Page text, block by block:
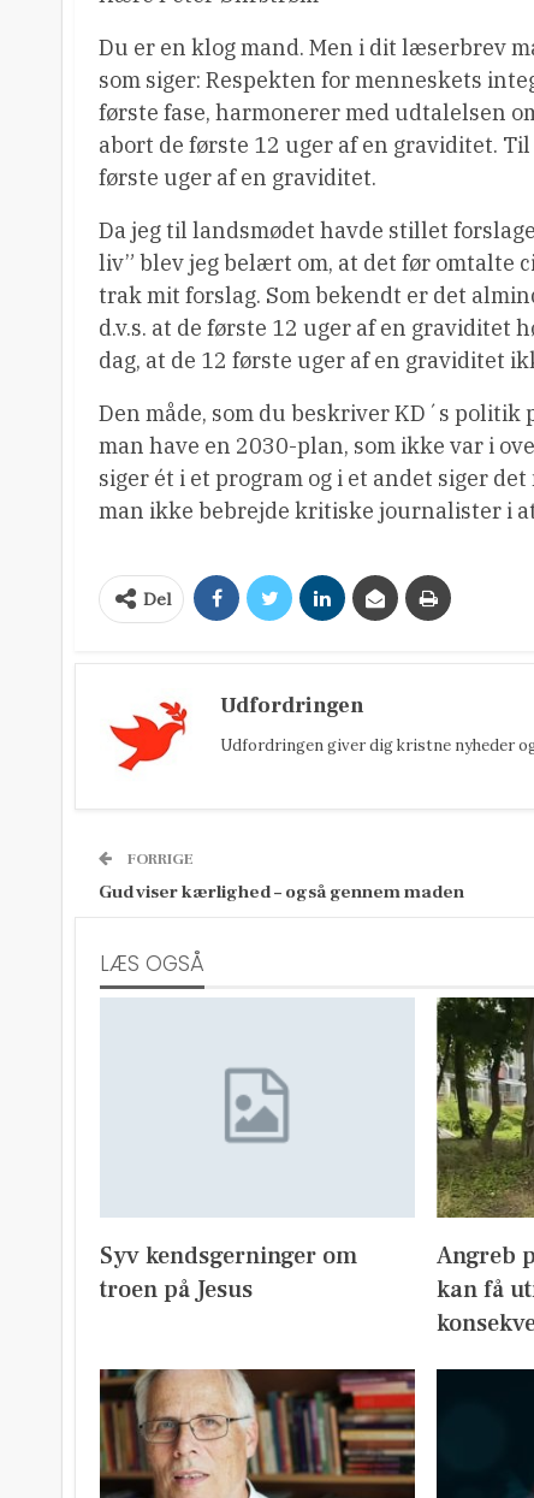
Du er en klog mand. Men i dit læserbrev
som siger: Respekten for menneskets
første fase, harmonerer med udtalelsen
abort de første 12 uger af en graviditet.
første uger af en graviditet.
Da jeg til landsmødet havde stillet
liv” blev jeg belært om, at det før
trak mit forslag. Som bekendt er det
d.v.s. at de første 12 uger af en
dag, at de 12 første uger af en graviditet
Den måde, som du beskriver KD´s
man have en 2030-plan, som ikke var i
siger ét i et program og i et andet siger
man ikke bebrejde kritiske journalister i
Del
Udfordringen
Udfordringen giver dig kristne nyheder
FORRIGE
Gud viser kærlighed – også gennem maden
LÆS OGSÅ
Syv kendsgerninger om
troen på Jesus
Angreb
kan få